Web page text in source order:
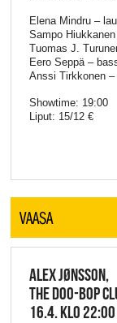
Elena Mindru –
Sampo
Tuomas J.
Eero Seppä –
Anssi Tirkkonen –
Showtime: 19:00
Liput: 15/12 €
VAASA
ALEX JØNSSON,
THE DOO-BOP
16.4. KLO 22:00